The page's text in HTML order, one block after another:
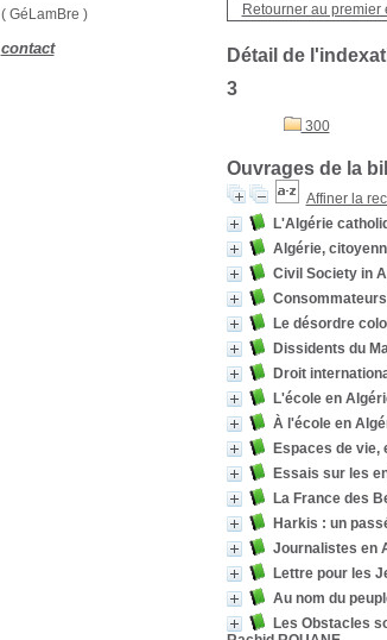
Retourner au premier
Détail de
3
300
Ouvrages de la
Affiner la
L'Algérie
Algérie,
Civil Society in
Le désordre
Dissidents du
Droit
L'école en
À l'école en
Espaces de vie,
Essais sur les
La France des
Harkis : un
Journalistes en
Lettre pour les
Au nom du
Les Obstacles
( GéLamBre )
contact